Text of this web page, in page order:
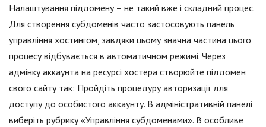
Налаштування піддомену – не такий вже і складний процес.
Для створення субдоменів часто застосовують панель
управління хостингом, завдяки цьому значна частина цього
процесу відбувається в автоматичном режимі. Через
адмінку аккаунта на ресурсі хостера створюйте піддомен
свого сайту так: Пройдіть процедуру авторизації для
доступу до особистого аккаунту. В адміністративній панелі
виберіть рубрику «Управління субдоменами». В особливе